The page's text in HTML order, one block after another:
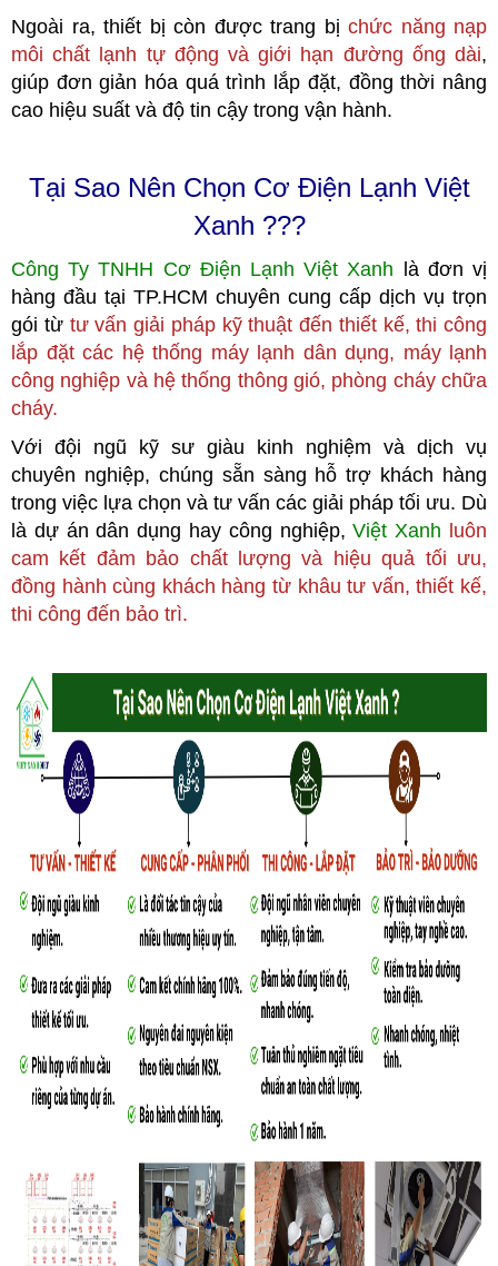
Ngoài ra, thiết bị còn được trang bị chức năng nạp
môi chất lạnh tự động và giới hạn đường ống dài,
giúp đơn giản hóa quá trình lắp đặt, đồng thời nâng
cao hiệu suất và độ tin cậy trong vận hành.
Tại Sao Nên Chọn Cơ Điện Lạnh Việt
Xanh ???
Công Ty TNHH Cơ Điện Lạnh Việt Xanh
là đơn vị
hàng đầu tại TP.HCM chuyên cung cấp dịch vụ trọn
gói từ tư vấn giải pháp kỹ thuật đến thiết kế, thi công
lắp đặt các hệ thống máy lạnh dân dụng, máy lạnh
công nghiệp và hệ thống thông gió, phòng cháy chữa
cháy.
Với đội ngũ kỹ sư giàu kinh nghiệm và dịch vụ
chuyên nghiệp, chúng sẵn sàng hỗ trợ khách hàng
trong việc lựa chọn và tư vấn các giải pháp tối ưu. Dù
là dự án dân dụng hay công nghiệp,Việt Xanh
luôn
cam kết đảm bảo chất lượng và hiệu quả tối ưu,
đồng hành cùng khách hàng từ khâu tư vấn, thiết kế,
thi công đến bảo trì.